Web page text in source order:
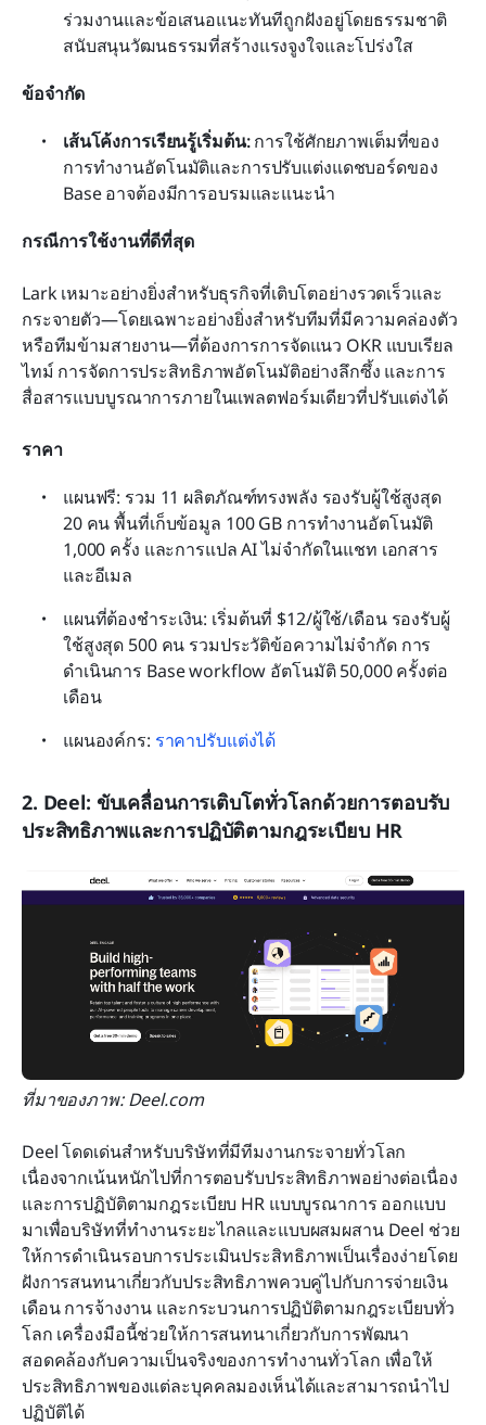
ร่วมงานและข้อเสนอแนะทันทีถูกฝังอยู่โดยธรรมชาติ
สนับสนุนวัฒนธรรมที่สร้างแรงจูงใจและโปร่งใส
ข้อจำกัด
เส้นโค้งการเรียนรู้เริ่มต้น: การใช้ศักยภาพเต็มที่ของ
การทำงานอัตโนมัติและการปรับแต่งแดชบอร์ดของ
Base อาจต้องมีการอบรมและแนะนำ
กรณีการใช้งานที่ดีที่สุด
Lark เหมาะอย่างยิ่งสำหรับธุรกิจที่เติบโตอย่างรวดเร็วและ
กระจายตัว—โดยเฉพาะอย่างยิ่งสำหรับทีมที่มีความคล่องตัว
หรือทีมข้ามสายงาน—ที่ต้องการการจัดแนว OKR แบบเรียล
ไทม์ การจัดการประสิทธิภาพอัตโนมัติอย่างลึกซึ้ง และการ
สื่อสารแบบบูรณาการภายในแพลตฟอร์มเดียวที่ปรับแต่งได้
ราคา
แผนฟรี: รวม 11 ผลิตภัณฑ์ทรงพลัง รองรับผู้ใช้สูงสุด
20 คน พื้นที่เก็บข้อมูล 100 GB การทำงานอัตโนมัติ
1,000 ครั้ง และการแปล AI ไม่จำกัดในแชท เอกสาร
และอีเมล
แผนที่ต้องชำระเงิน: เริ่มต้นที่ $12/ผู้ใช้/เดือน รองรับผู้
ใช้สูงสุด 500 คน รวมประวัติข้อความไม่จำกัด การ
ดำเนินการ Base workflow อัตโนมัติ 50,000 ครั้งต่อ
เดือน
แผนองค์กร: ราคาปรับแต่งได้
2. Deel: ขับเคลื่อนการเติบโตทั่วโลกด้วยการตอบรับ
ประสิทธิภาพและการปฏิบัติตามกฎระเบียบ HR
ที่มาของภาพ: Deel.com
Deel โดดเด่นสำหรับบริษัทที่มีทีมงานกระจายทั่วโลก
เนื่องจากเน้นหนักไปที่การตอบรับประสิทธิภาพอย่างต่อเนื่อง
และการปฏิบัติตามกฎระเบียบ HR แบบบูรณาการ ออกแบบ
มาเพื่อบริษัทที่ทำงานระยะไกลและแบบผสมผสาน Deel ช่วย
ให้การดำเนินรอบการประเมินประสิทธิภาพเป็นเรื่องง่ายโดย
ฝังการสนทนาเกี่ยวกับประสิทธิภาพควบคู่ไปกับการจ่ายเงิน
เดือน การจ้างงาน และกระบวนการปฏิบัติตามกฎระเบียบทั่ว
โลก เครื่องมือนี้ช่วยให้การสนทนาเกี่ยวกับการพัฒนา
สอดคล้องกับความเป็นจริงของการทำงานทั่วโลก เพื่อให้
ประสิทธิภาพของแต่ละบุคคลมองเห็นได้และสามารถนำไป
ปฏิบัติได้